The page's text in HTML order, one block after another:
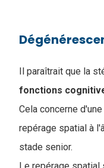
Il paraîtrait que la
fonctions
Cela concerne
repérage spatial à
stade senior.